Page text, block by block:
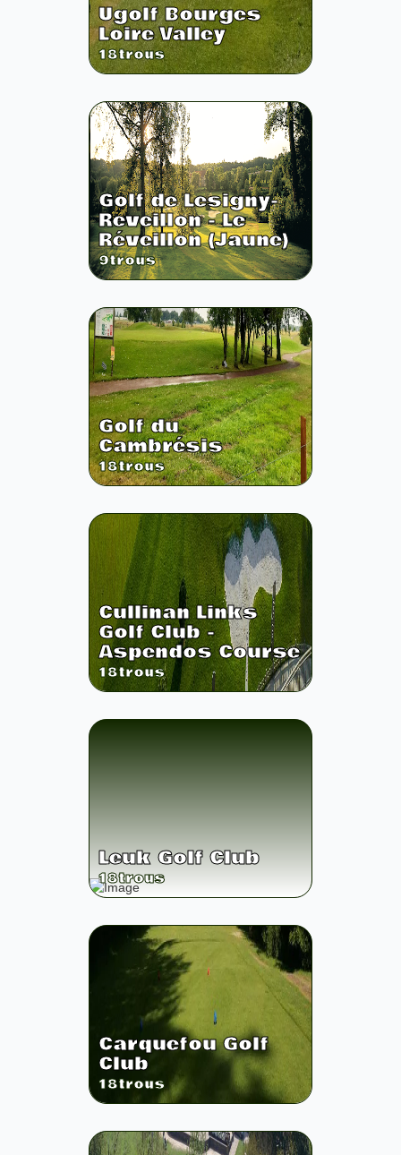
Ugolf Bourges
Loire Valley
18trous
Golf de Lesigny-
Reveillon - Le
Réveillon (Jaune)
9trous
Golf du
Cambrésis
18trous
Cullinan Links
Golf Club -
Aspendos Course
18trous
Leuk Golf Club
18trous
Carquefou Golf
Club
18trous